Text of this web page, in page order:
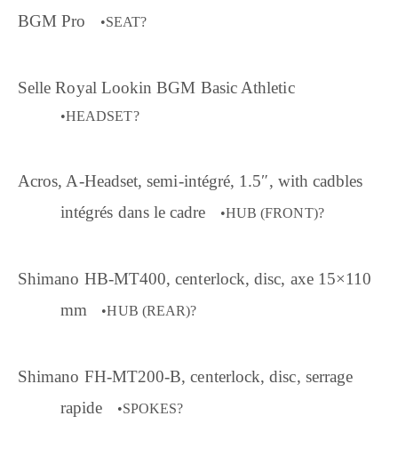
BGM Pro •SEAT?
Selle Royal Lookin BGM Basic Athletic
•HEADSET?
Acros, A-Headset, semi-intégré, 1.5″, with cadbles
intégrés dans le cadre •HUB (FRONT)?
Shimano HB-MT400, centerlock, disc, axe 15×110
mm •HUB (REAR)?
Shimano FH-MT200-B, centerlock, disc, serrage
rapide •SPOKES?